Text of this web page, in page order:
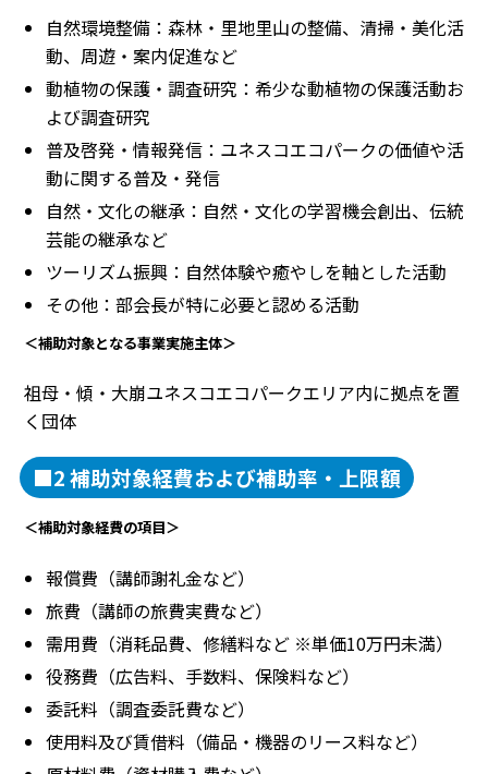
自然環境整備：森林・里地里山の整備、清掃・美化活
動、周遊・案内促進など
動植物の保護・調査研究：希少な動植物の保護活動お
よび調査研究
普及啓発・情報発信：ユネスコエコパークの価値や活
動に関する普及・発信
自然・文化の継承：自然・文化の学習機会創出、伝統
芸能の継承など
ツーリズム振興：自然体験や癒やしを軸とした活動
その他：部会長が特に必要と認める活動
＜補助対象となる事業実施主体＞
祖母・傾・大崩ユネスコエコパークエリア内に拠点を置
く団体
■2 補助対象経費および補助率・上限額
＜補助対象経費の項目＞
報償費（講師謝礼金など）
旅費（講師の旅費実費など）
需用費（消耗品費、修繕料など ※単価10万円未満）
役務費（広告料、手数料、保険料など）
委託料（調査委託費など）
使用料及び賃借料（備品・機器のリース料など）